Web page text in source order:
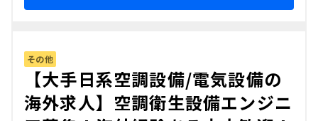
その他
【大手日系空調設備/電気設備の
海外求人】空調衛生設備エンジニ